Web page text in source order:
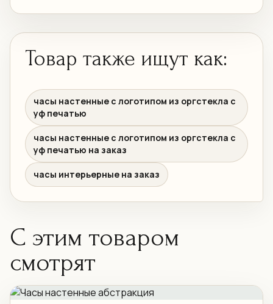
Товар также ищут как:
часы настенные с логотипом из оргстекла с
уф печатью
часы настенные с логотипом из оргстекла с
уф печатью на заказ
часы интерьерные на заказ
С этим товаром
смотрят